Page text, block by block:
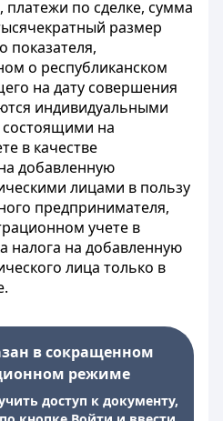
платежи по сделке, сумма
размер
показателя,
о республиканском
на дату совершения
индивидуальными
на
в качестве
добавленную
лицами в пользу
предпринимателя,
учете в
налога на добавленную
лица только в
в сокращенном
режиме
доступ к документу,